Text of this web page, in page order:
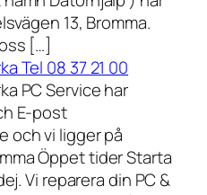
13, Bromma.
[…]
Tel 08 37 21 00
PC Service har
E-post
och vi ligger på
Öppet tider Starta
Vi reparera din PC &